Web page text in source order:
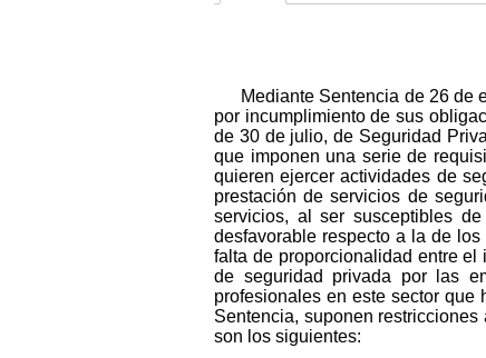
Mediante Sentencia de 26 de
por incumplimiento de sus
de 30 de julio, de Seguridad
que imponen una serie de
quieren ejercer actividades de
prestación de servicios de
servicios, al ser susceptibles
desfavorable respecto a la de
falta de proporcionalidad entre
de seguridad privada por las
profesionales en este sector
Sentencia, suponen
son los siguientes: